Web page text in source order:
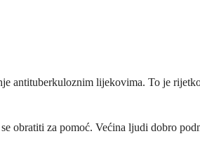
lijekovima. To je
obratiti za pomoć. Većina ljudi dobro